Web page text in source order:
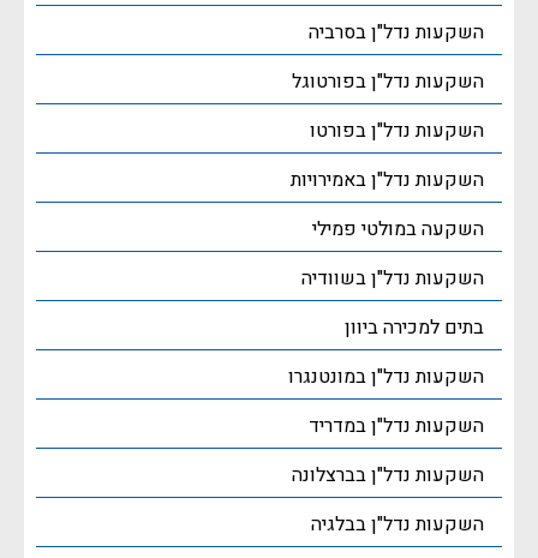
השקעות נדל"ן בסרביה
השקעות נדל"ן בפורטוגל
השקעות נדל"ן בפורטו
השקעות נדל"ן באמירויות
השקעה במולטי פמילי
השקעות נדל"ן בשוודיה
בתים למכירה ביוון
השקעות נדל"ן במונטנגרו
השקעות נדל"ן במדריד
השקעות נדל"ן בברצלונה
השקעות נדל"ן בבלגיה